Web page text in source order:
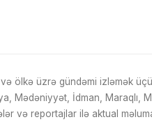
ölkə üzrə gündəmi izləmək
Mədəniyyət, İdman, Maraqlı,
və reportajlar ilə aktual